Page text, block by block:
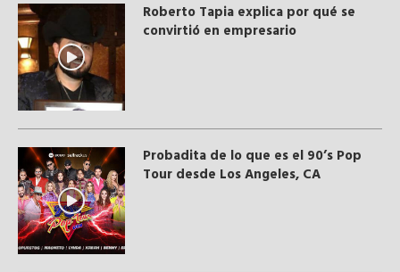
Roberto Tapia explica por qué se
convirtió en empresario
Probadita de lo que es el 90’s Pop
Tour desde Los Angeles, CA